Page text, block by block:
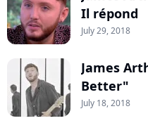
Il répond
July 29, 2018
James
Better"
July 18, 2018